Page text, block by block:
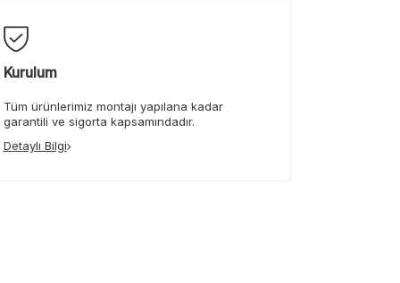
Kurulum
Tüm ürünlerimiz montajı yapılana kadar
garantili ve sigorta kapsamındadır.
Detaylı Bilgi